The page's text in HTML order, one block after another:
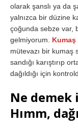
olarak şanslı ya da
yalnızca bir düzine
çoğunda sebze var,
gelmiyorum.
mütevazı bir kumaş
sandığı karıştırıp
dağıldığı için
Ne
Hımm,